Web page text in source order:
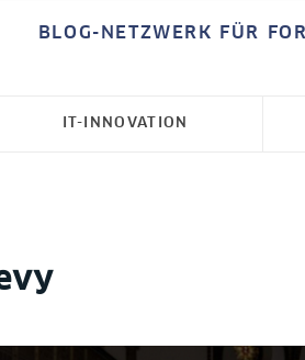
BLOG-NETZWERK FÜR
IT-INNOVATION